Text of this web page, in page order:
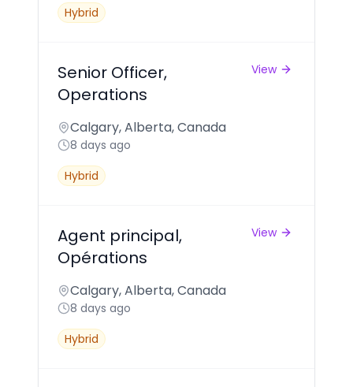
Hybrid
Senior Officer,
Operations
View
Calgary, Alberta, Canada
8 days ago
Hybrid
Agent principal,
Opérations
View
Calgary, Alberta, Canada
8 days ago
Hybrid